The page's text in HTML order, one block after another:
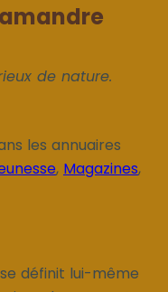
de nature.
les annuaires
, Magazines,
définit lui-même